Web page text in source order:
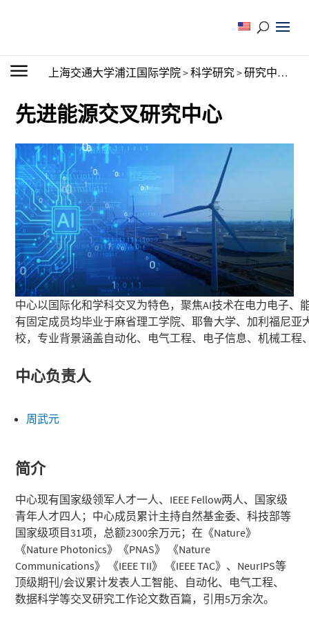
上海交通大学浦江国际学院>科学研究>研究中心
先进能源交叉研究中心
中心以国际化和学科交叉为特色，聚焦AI技术在电力电子、
有固定成员均毕业于麻省理工学院、耶鲁大学、加利福尼
校，专业背景涵盖自动化、电气工程、电子信息、机械工程
中心负责人
周武元
简介
中心现有国家级领军人才一人、IEEE Fellow两人、国家级
青年人才四人；中心成员累计主持自然基金委、科技部等
国家级项目31项，总额2300余万元；在《Nature》
《Nature Photonics》《PNAS》 《Nature
Communications》 《IEEE TII》 《IEEE TAC》、NeurIPS等
顶级期刊/会议累计发表人工智能、自动化、电气工程、
数据科学等交叉研究工作论文数百篇，引用5万余次。